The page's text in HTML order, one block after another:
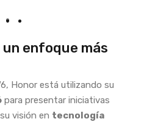
enfoque más
Honor está utilizando su
para presentar iniciativas
visión en tecnología